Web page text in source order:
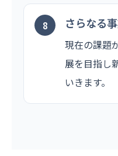
さらなる
現在の課題
展を目指し
いきます。